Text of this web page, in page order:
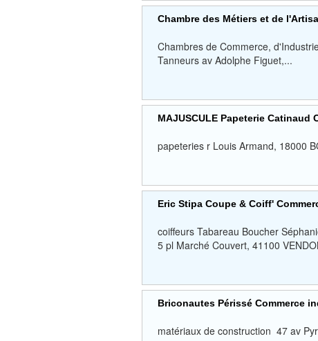
Chambre des Métiers et de
Chambres de Commerce,
Tanneurs av Adolphe Figuet,...
MAJUSCULE Papeterie Catinaud
papeteries r Louis Armand, 18000
Eric Stipa Coupe & Coiff'
coiffeurs Tabareau Boucher
5 pl Marché Couvert, 41100
Briconautes Périssé Commerce
matériaux de construction 47 av